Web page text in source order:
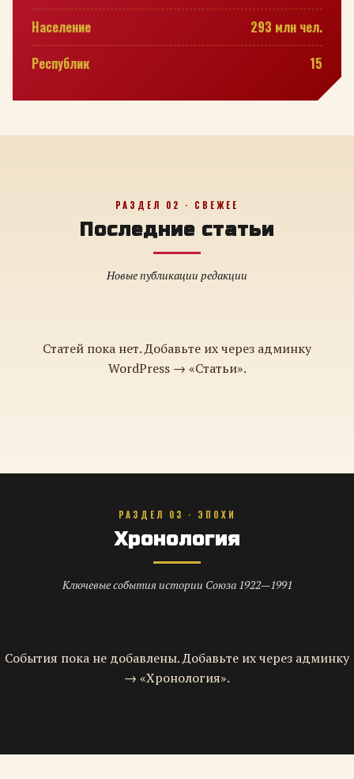
Население
293 млн чел.
Республик
15
РАЗДЕЛ 02 · СВЕЖЕЕ
Последние статьи
Новые публикации редакции
Статей пока нет. Добавьте их через админку
WordPress → «Статьи».
РАЗДЕЛ 03 · ЭПОХИ
Хронология
Ключевые события истории Союза 1922—1991
События пока не добавлены. Добавьте их через админку
→ «Хронология».